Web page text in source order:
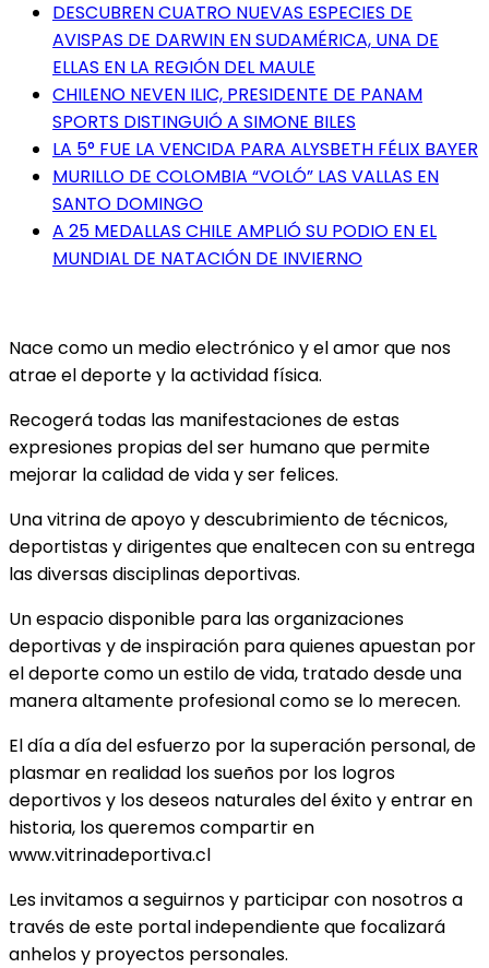
DESCUBREN CUATRO NUEVAS ESPECIES DE
AVISPAS DE DARWIN EN SUDAMÉRICA, UNA DE
ELLAS EN LA REGIÓN DEL MAULE
CHILENO NEVEN ILIC, PRESIDENTE DE PANAM
SPORTS DISTINGUIÓ A SIMONE BILES
LA 5° FUE LA VENCIDA PARA ALYSBETH FÉLIX BAYER
MURILLO DE COLOMBIA “VOLÓ” LAS VALLAS EN
SANTO DOMINGO
A 25 MEDALLAS CHILE AMPLIÓ SU PODIO EN EL
MUNDIAL DE NATACIÓN DE INVIERNO
Nace como un medio electrónico y el amor que nos
atrae el deporte y la actividad física.
Recogerá todas las manifestaciones de estas
expresiones propias del ser humano que permite
mejorar la calidad de vida y ser felices.
Una vitrina de apoyo y descubrimiento de técnicos,
deportistas y dirigentes que enaltecen con su entrega
las diversas disciplinas deportivas.
Un espacio disponible para las organizaciones
deportivas y de inspiración para quienes apuestan por
el deporte como un estilo de vida, tratado desde una
manera altamente profesional como se lo merecen.
El día a día del esfuerzo por la superación personal, de
plasmar en realidad los sueños por los logros
deportivos y los deseos naturales del éxito y entrar en
historia, los queremos compartir en
www.vitrinadeportiva.cl
Les invitamos a seguirnos y participar con nosotros a
través de este portal independiente que focalizará
anhelos y proyectos personales.